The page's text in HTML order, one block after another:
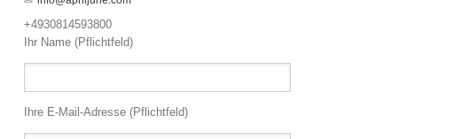
+4930814593800
Ihr Name (Pflichtfeld)
Ihre E-Mail-Adresse (Pflichtfeld)